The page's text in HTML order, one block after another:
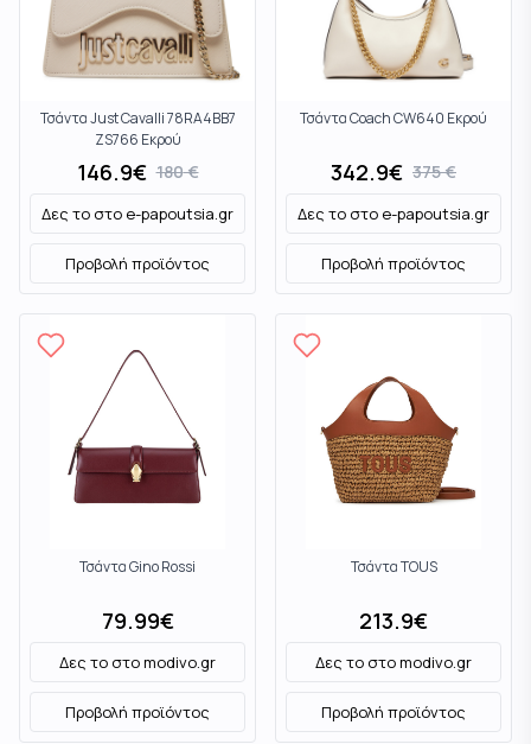
Τσάντα Just Cavalli 78RA4BB7
ZS766 Εκρού
146.9€ 180€
Δες το στο e-papoutsia.gr
Προβολή προϊόντος
Τσάντα Coach CW640 Εκρού
342.9€ 375€
Δες το στο e-papoutsia.gr
Προβολή προϊόντος
Τσάντα Gino Rossi
79.99€
Δες το στοmodivo.gr
Προβολή προϊόντος
Τσάντα TOUS
213.9€
Δες το στοmodivo.gr
Προβολή προϊόντος